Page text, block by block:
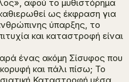
αφού το μυθιστόρημα
ως έκφραση για
ύπαρξης, το
και καταστροφή είναι
ένας ακόμη Σίσυφος που
και πάλι πίσω; Το